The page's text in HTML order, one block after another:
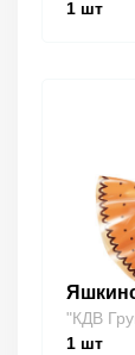
1 шт
"КДВ
1 шт